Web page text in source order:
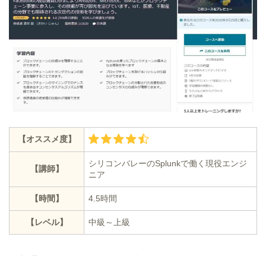
【オススメ度】
【講師】
シリコンバレーのSplunkで働く現役エンジ
ニア
【時間】 4.5時間
【レベル】 中級～上級